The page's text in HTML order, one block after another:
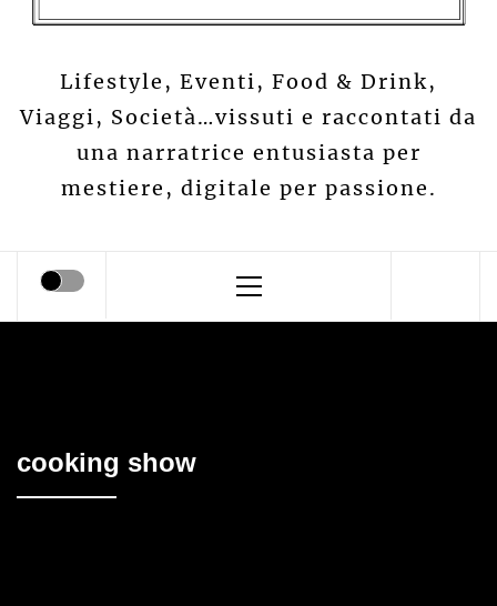
Lifestyle, Eventi, Food & Drink,
Viaggi, Società…vissuti e raccontati da
una narratrice entusiasta per
mestiere, digitale per passione.
Menu
cooking show